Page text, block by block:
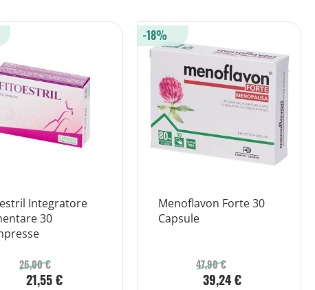
Integratore
30
26,00 €
21,55 €
Menoflavon Forte 30
Capsule
47,90 €
39,24 €
-18%